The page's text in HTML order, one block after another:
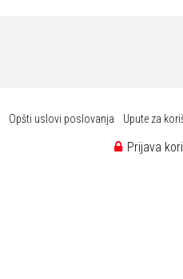
Opšti uslovi poslovanja Upute za
Prijava